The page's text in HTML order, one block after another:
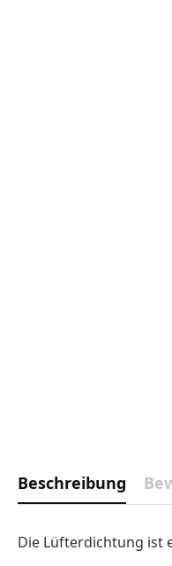
Beschreibung
Die Lüfterdichtung ist